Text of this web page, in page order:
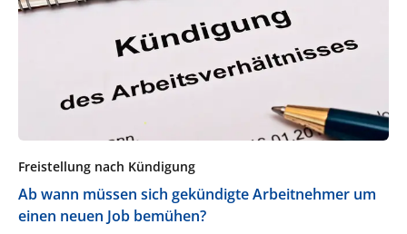
Freistellung nach Kündigung
Ab wann müssen sich gekündigte Arbeitnehmer um
einen neuen Job bemühen?